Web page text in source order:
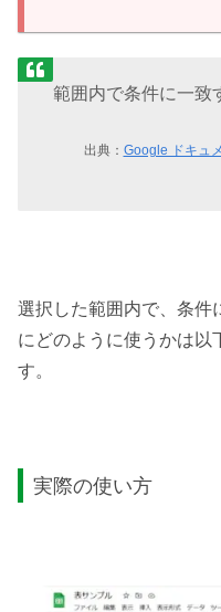
範囲内で条件に一致
出典： Google ドキュ
選択した範囲内で、条件
にどのように使うかは以
す。
実際の使い方